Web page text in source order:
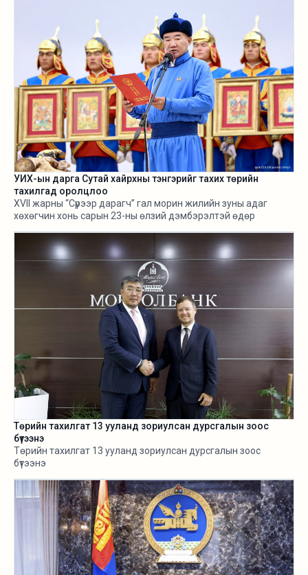
УИХ-ын дарга Сутай хайрхны тэнгэрийг тахих төрийн
тахилгад оролцлоо
XVII жарны “Сүрээр дарагч” гал морин жилийн зуны адаг
хөхөгчин хонь сарын 23-ны өлзий дэмбэрэлтэй өдөр
боллоо.
Төрийн тахилгат 13 ууланд зориулсан дурсгалын зоос
бүтээнэ
Төрийн тахилгат 13 ууланд зориулсан дурсгалын зоос
бүтээнэ